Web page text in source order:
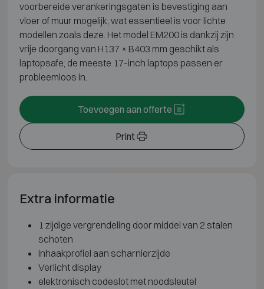
voorbereide verankeringsgaten is bevestiging aan
vloer of muur mogelijk, wat essentieel is voor lichte
modellen zoals deze. Het model EM200 is dankzij zijn
vrije doorgang van H137 × B403 mm geschikt als
laptopsafe; de meeste 17-inch laptops passen er
probleemloos in.
Print
Toevoegen aan offerte
Extra informatie
1 zijdige vergrendeling door middel van 2 stalen
schoten
Inhaakprofiel aan scharnierzijde
Verlicht display
elektronisch codeslot met noodsleutel